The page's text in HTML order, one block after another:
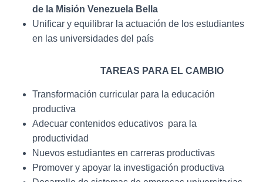
de la Misión Venezuela Bella
Unificar y equilibrar la actuación de los estudiantes
en las universidades del país
TAREAS PARA EL CAMBIO
Transformación curricular para la educación
productiva
Adecuar contenidos educativos para la
productividad
Nuevos estudiantes en carreras productivas
Promover y apoyar la investigación productiva